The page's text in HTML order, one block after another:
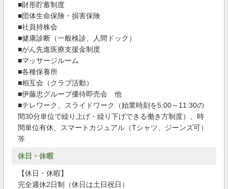
■財形貯蓄制度
■団体生命保険・損害保険
■社員持株会
■健康診断（一般検診、人間ドック）
■がん先進医療支援金制度
■マッサージルーム
■各種保養所
■相互会（クラブ活動）
■伊藤忠グループ優待即売会 他
■テレワーク、スライドワーク（始業時刻を5:00～11:30の
間30分単位で繰り上げ・繰り下げできる働き方制度）、時
間単位有休、スマートカジュアル（Tシャツ、ジーンズ可）
等
休日・休暇
【休日・休暇】
完全週休2日制（休日は土日祝日）